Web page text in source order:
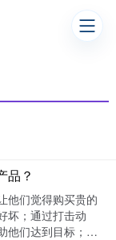
品？
他们觉得购买贵的
坏；通过打击动
他们达到目标；通